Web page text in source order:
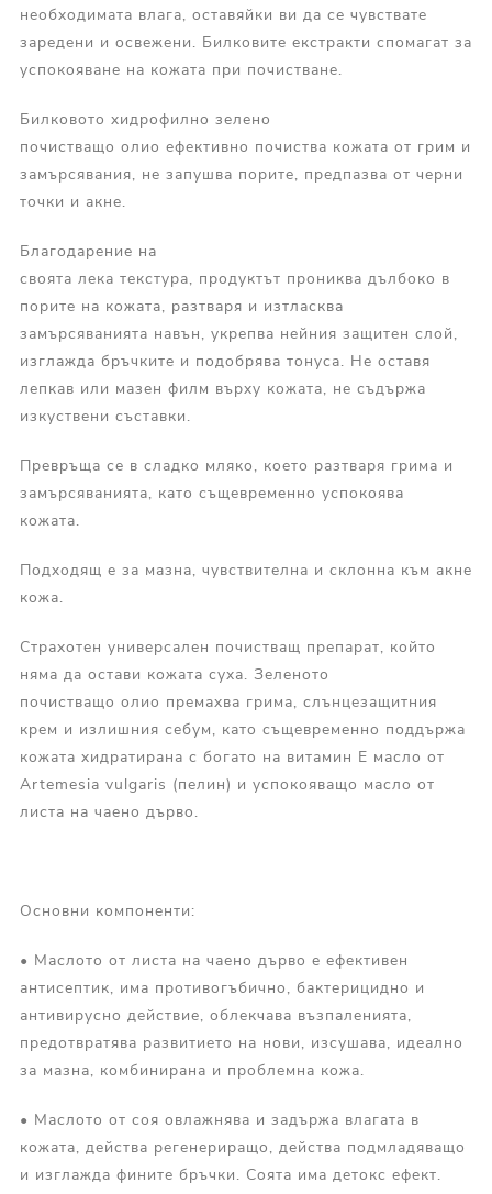
необходимата влага, оставяйки ви да се чувствате
заредени и освежени. Билковите екстракти спомагат за
успокояване на кожата при почистване.
Билковото хидрофилно зелено
почистващо олио ефективно почиства кожата от грим и
замърсявания, не запушва порите, предпазва от черни
точки и акне.
Благодарение на
своята лека текстура, продуктът прониква дълбоко в
порите на кожата, разтваря и изтласква
замърсяванията навън, укрепва нейния защитен слой,
изглажда бръчките и подобрява тонуса. Не оставя
лепкав или мазен филм върху кожата, не съдържа
изкуствени съставки.
Превръща се в сладко мляко, което разтваря грима и
замърсяванията, като същевременно успокоява
кожата.
Подходящ е за мазна, чувствителна и склонна към акне
кожа.
Страхотен универсален почистващ препарат, който
няма да остави кожата суха. Зеленото
почистващо олио премахва грима, слънцезащитния
крем и излишния себум, като същевременно поддържа
кожата хидратирана с богато на витамин Е масло от
Artemesia vulgaris (пелин) и успокояващо масло от
листа на чаено дърво.
Основни компоненти:
• Маслото от листа на чаено дърво е ефективен
антисептик, има противогъбично, бактерицидно и
антивирусно действие, облекчава възпаленията,
предотвратява развитието на нови, изсушава, идеално
за мазна, комбинирана и проблемна кожа.
• Маслото от соя овлажнява и задържа влагата в
кожата, действа регенериращо, действа подмладяващо
и изглажда фините бръчки. Соята има детокс ефект.